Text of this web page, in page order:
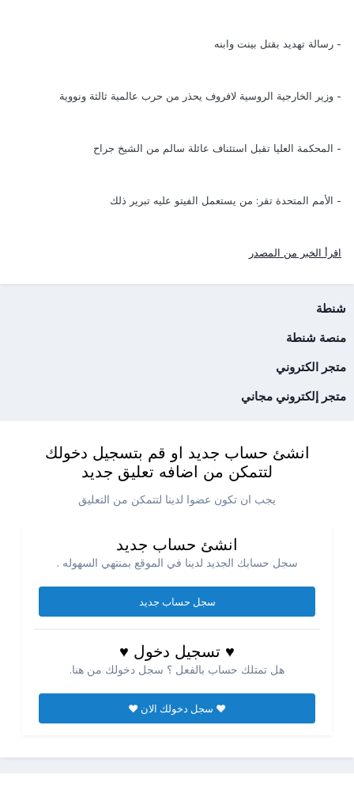
- رسالة تهديد بقتل بينت وابنه
- وزير الخارجية الروسية لافروف يحذر من حرب عالمية ثالثة ونووية
- المحكمة العليا تقبل استئناف عائلة سالم من الشيخ جراح
- الأمم المتحدة تقر: من يستعمل الفيتو عليه تبرير ذلك
اقرأ الخبر من المصدر
شنطة
منصة شنطة
متجر الكتروني
متجر إلكتروني مجاني
انشئ حساب جديد او قم بتسجيل دخولك
لتتمكن من اضافه تعليق جديد
يجب ان تكون عضوا لدينا لتتمكن من التعليق
انشئ حساب جديد
سجل حسابك الجديد لدينا في الموقع بمنتهي السهوله .
سجل حساب جديد
♥ تسجيل دخول ♥
هل تمتلك حساب بالفعل ؟ سجل دخولك من هنا.
♥ سجل دخولك الان ♥